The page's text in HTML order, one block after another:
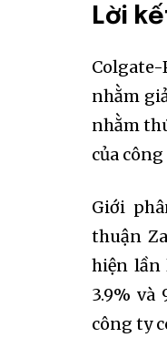
Lời
nhằm
nhằm
của công
Giới
thuận
hiện lần
3.9% và
công ty